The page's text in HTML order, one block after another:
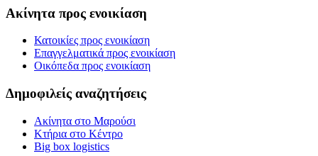
Ακίνητα προς ενοικίαση
Κατοικίες προς ενοικίαση
Επαγγελματικά προς ενοικίαση
Οικόπεδα προς ενοικίαση
Δημοφιλείς αναζητήσεις
Ακίνητα στο Μαρούσι
Κτήρια στο Κέντρο
Big box logistics